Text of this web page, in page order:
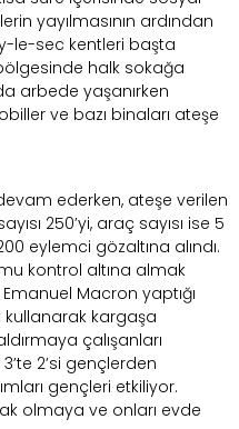
yayılmasının ardından
le-sec kentleri başta
halk sokağa
arbede yaşanırken
ve bazı binaları ateşe
ederken, ateşe verilen
250’yi, araç sayısı ise 5
eylemci gözaltına alındı.
kontrol altına almak
Macron yaptığı
kullanarak kargaşa
çalışanları
2’si gençlerden
gençleri etkiliyor.
olmaya ve onları evde